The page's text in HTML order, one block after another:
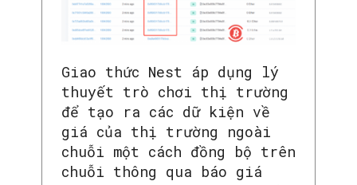
SEARCH...
Giao thức Nest áp dụng lý
thuyết trò chơi thị trường
để tạo ra các dữ kiện về
giá của thị trường ngoài
chuỗi một cách đồng bộ trên
chuỗi thông qua báo giá